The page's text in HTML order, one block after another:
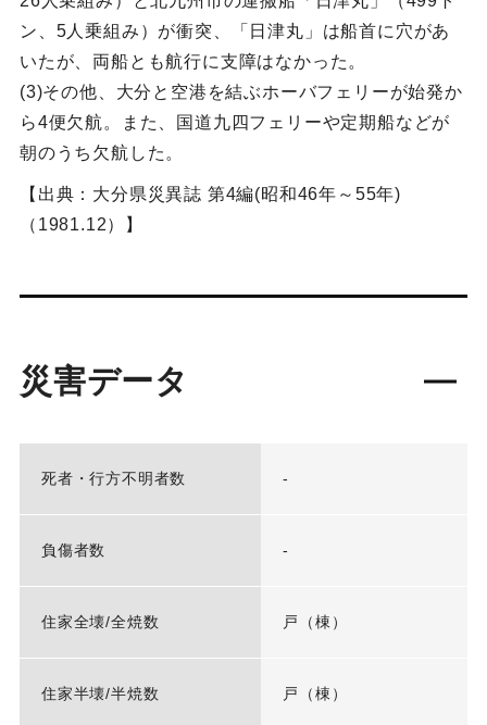
ン、5人乗組み）が衝突、「日津丸」は船首に穴があ
いたが、両船とも航行に支障はなかった。
(3)その他、大分と空港を結ぶホーバフェリーが始発か
ら4便欠航。また、国道九四フェリーや定期船などが
朝のうち欠航した。
【出典：大分県災異誌 第4編(昭和46年～55年)
（1981.12）】
災害データ
死者・行方不明者数 -
負傷者数 -
住家全壊/全焼数 戸（棟）
住家半壊/半焼数 戸（棟）